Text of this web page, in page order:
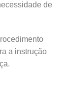
de
a instrução